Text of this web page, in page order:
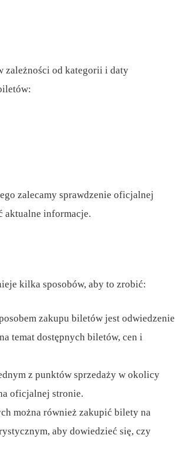
zależności od kategorii i daty
zalecamy sprawdzenie oficjalnej
aktualne informacje.
kilka sposobów, aby to zrobić:
zakupu biletów jest odwiedzenie
temat dostępnych biletów, cen i
z punktów sprzedaży w okolicy
oficjalnej stronie.
można również zakupić bilety na
aby dowiedzieć się, czy